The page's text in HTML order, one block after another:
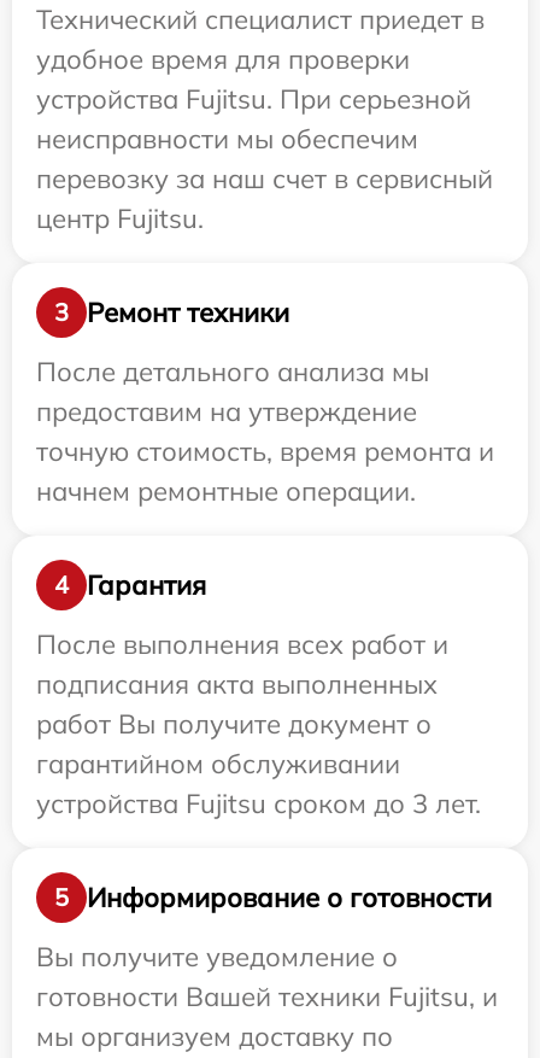
Технический специалист приедет в
удобное время для проверки
устройства Fujitsu. При серьезной
неисправности мы обеспечим
перевозку за наш счет в сервисный
центр Fujitsu.
3
Ремонт техники
После детального анализа мы
предоставим на утверждение
точную стоимость, время ремонта и
начнем ремонтные операции.
4
Гарантия
После выполнения всех работ и
подписания акта выполненных
работ Вы получите документ о
гарантийном обслуживании
устройства Fujitsu сроком до 3 лет.
5
Информирование о готовности
Вы получите уведомление о
готовности Вашей техники Fujitsu, и
мы организуем доставку по